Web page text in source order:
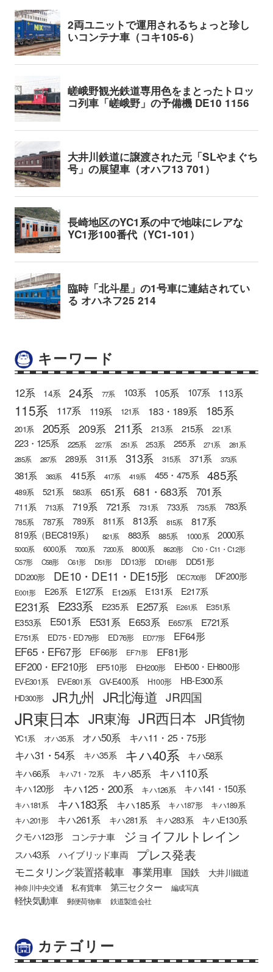
キーワード
12系 14系 24系 77系 103系 105系 107系 113系
115系 117系 119系 121系 183・189系 185系
201系 205系 209系 211系 213系 215系 221系
223・125系 225系 227系 251系 253系 255系 271系
281系
285系
287系 289系 311系 313系 315系 371系 373系
381系 383系 415系 417系 419系 455・475系 485系
489系 521系 583系 651系 681・683系 701系
711系 713系 719系 721系 731系 733系 735系 783系
785系 787系 789系 811系 813系 815系 817系
819系（BEC819系） 821系 883系 885系 1000系 2000系
5000系 6000系 7000系 7200系 8000系 8620形
C10・C11・C12形
C57形
C58形 C61形 D51形 DD13形 DD16形 DD51形
DD200形 DE10・DE11・DE15形 DEC700形 DF200形
E001形 E26系 E127系 E129系 E131系 E217系
E231系 E233系 E235系 E257系 E261系 E351系
E353系 E501系 E531系 E653系 E657系 E721系
E751系 ED75・ED79形 ED76形 ED77形 EF64形
EF65・EF67形 EF66形 EF71形
EF81形
EF200・EF210形
EF510形 EH200形 EH500・EH800形
EV-E301系 EV-E801系 GV-E400系 H100形 HB-E300系
HD300形 JR九州 JR北海道 JR四国
JR東日本 JR東海 JR西日本 JR貨物
YC1系 オハ35系 オハ50系 キハ11・25・75形
キハ31・54系 キハ35系 キハ40系 キハ58系
キハ66系 キハ71・72系 キハ85系 キハ110系
キハ120形 キハ125・200系 キハ126系 キハ141・150系
キハ181系 キハ183系 キハ185系 キハ187形
キハ189系
キハ201形
キハ261系 キハ281系 キハ283系
キハE130系
クモハ123形
コンテナ車 ジョイフルトレイン
スハ43系 ハイブリッド車両 プレス発表
モニタリング装置搭載車 事業用車 国鉄 大井川鐵道
神奈川中央交通 私有貨車 第三セクター 編成写真
軽快気動車 郵便荷物車 鉄道製造会社
カテゴリー